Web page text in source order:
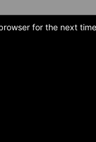
for the next